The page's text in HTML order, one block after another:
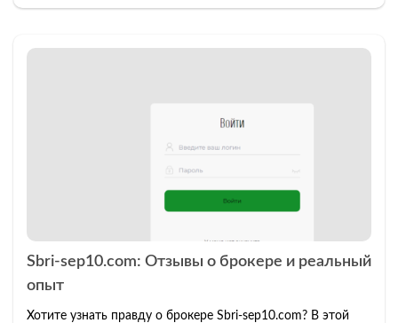
Sbri-sep10.com: Отзывы о брокере и реальный
опыт
Хотите узнать правду о брокере Sbri-sep10.com? В этой